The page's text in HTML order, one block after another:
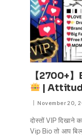
【2700+
|
November 20,
दोस्तों VIP
Vip Bio तो आप